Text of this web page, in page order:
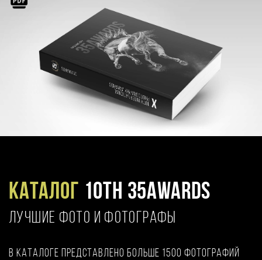
Каталог 10TH 35AWARDS
ЛУЧШИЕ ФОТО И ФОТОГРАФЫ
В каталоге представлено больше 1500 фотографий